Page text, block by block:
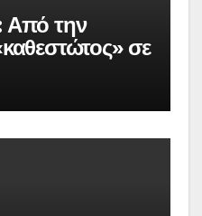
Από την
σε
– «Το
αλλά δεν
κάνω»